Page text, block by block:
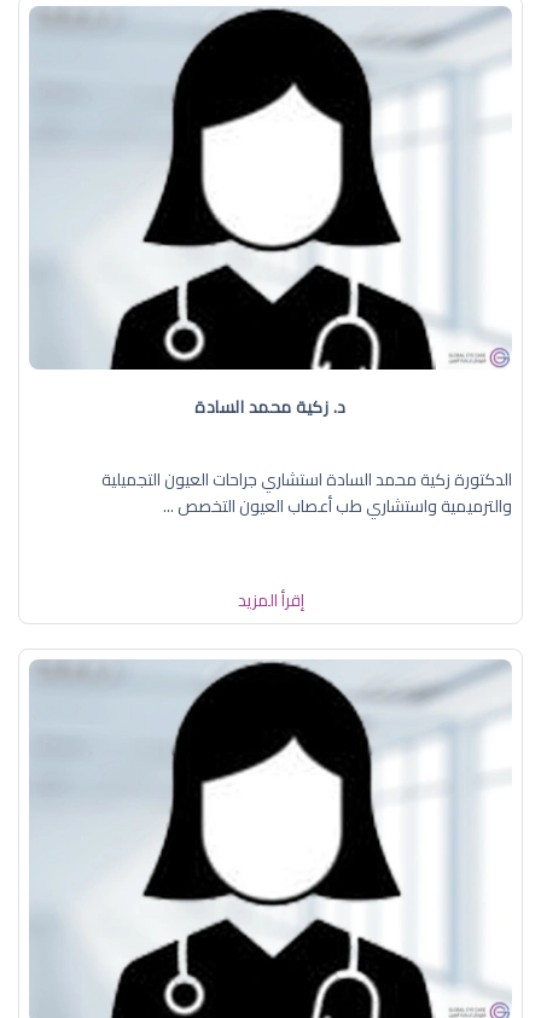
د. زكية محمد السادة
الدكتورة زكية محمد السادة استشاري جراحات العيون التجميلية
والترميمية واستشاري طب أعصاب العيون التخصص ...
إقرأ المزيد